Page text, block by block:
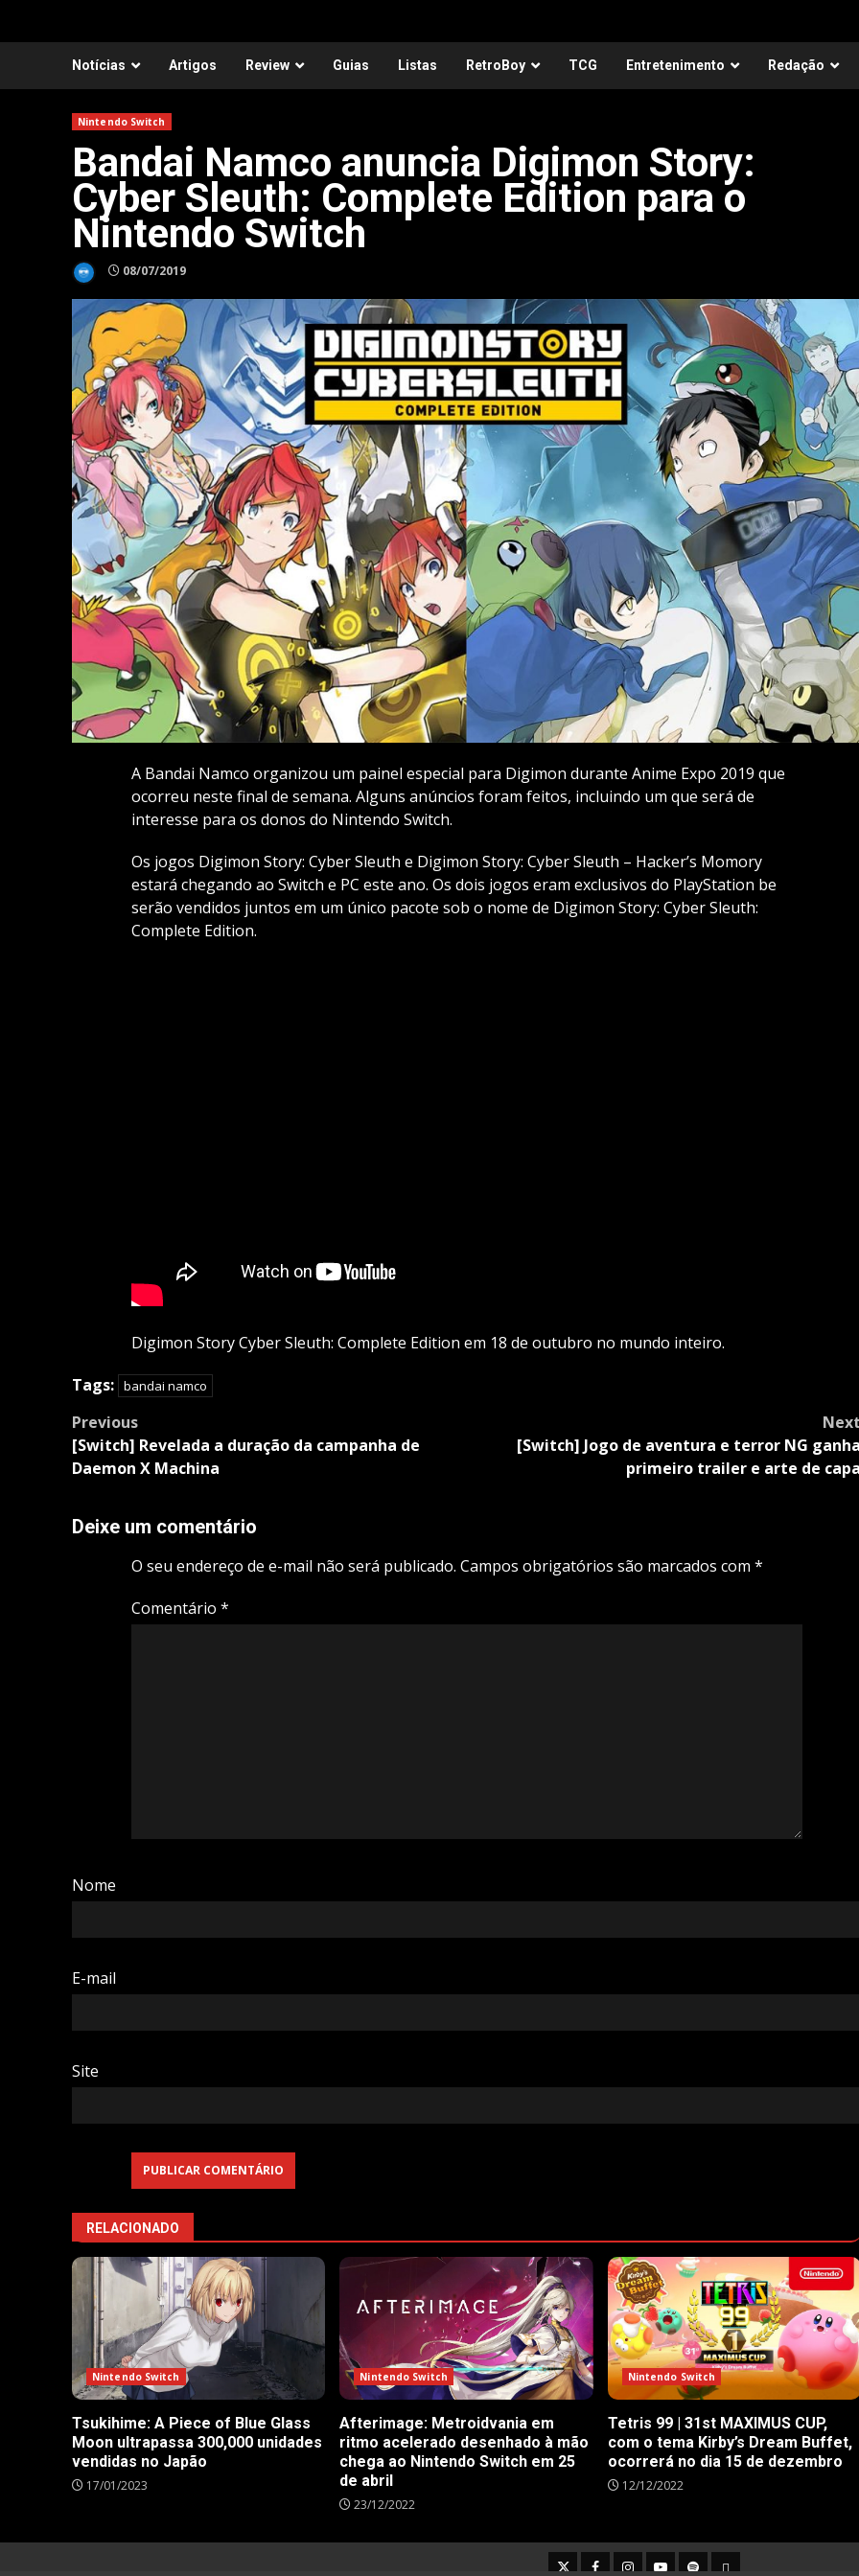
Notícias Artigos Review Guias Listas RetroBoy TCG Entretenimento Redação
Nintendo Switch
Bandai Namco anuncia Digimon Story:
Cyber Sleuth: Complete Edition para o
Nintendo Switch
08/07/2019
A Bandai Namco organizou um painel especial para Digimon durante Anime Expo 2019 que
ocorreu neste final de semana. Alguns anúncios foram feitos, incluindo um que será de
interesse para os donos do Nintendo Switch.
Os jogos Digimon Story: Cyber Sleuth e Digimon Story: Cyber Sleuth – Hacker’s Momory
estará chegando ao Switch e PC este ano. Os dois jogos eram exclusivos do PlayStation be
serão vendidos juntos em um único pacote sob o nome de Digimon Story: Cyber Sleuth:
Complete Edition.
Digimon Story Cyber Sleuth: Complete Edition em 18 de outubro no mundo inteiro.
Tags: bandai namco
Post
navigation
Previous
[Switch] Revelada a duração da campanha de
Daemon X Machina
Next
[Switch] Jogo de aventura e terror NG ganha
primeiro trailer e arte de capa
Deixe um comentário
O seu endereço de e-mail não será publicado. Campos obrigatórios são marcados com *
Comentário *
Nome
E-mail
Site
RELACIONADO
Nintendo Switch
Tsukihime: A Piece of Blue Glass
Moon ultrapassa 300,000 unidades
vendidas no Japão
17/01/2023
Nintendo Switch
Afterimage: Metroidvania em
ritmo acelerado desenhado à mão
chega ao Nintendo Switch em 25
de abril
23/12/2022
Nintendo Switch
Tetris 99 | 31st MAXIMUS CUP,
com o tema Kirby’s Dream Buffet,
ocorrerá no dia 15 de dezembro
12/12/2022
TwitterFacebook
Instagram
YoutubeSpotifyCookie